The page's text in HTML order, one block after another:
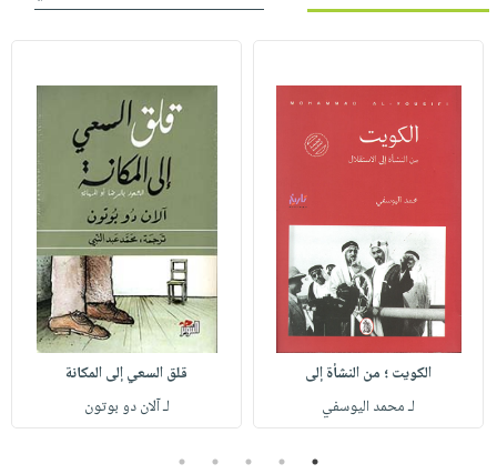
الكويت ؛ من النشأة إلى
لـ محمد اليوسفي
قلق السعي إلى المكانة
لـ آلان دو بوتون
1
2
3
4
5